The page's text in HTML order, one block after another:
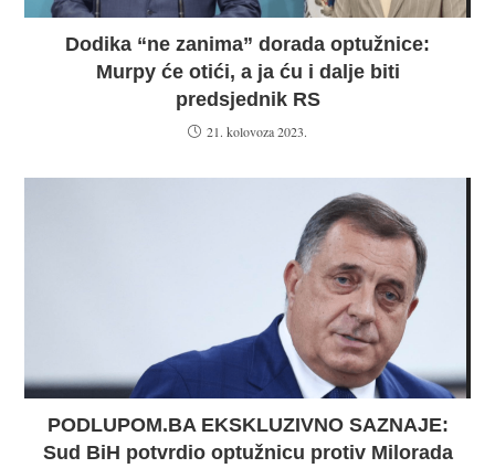
Dodika “ne zanima” dorada optužnice:
Murpy će otići, a ja ću i dalje biti
predsjednik RS
21. kolovoza 2023.
PODLUPOM.BA EKSKLUZIVNO SAZNAJE:
Sud BiH potvrdio optužnicu protiv Milorada